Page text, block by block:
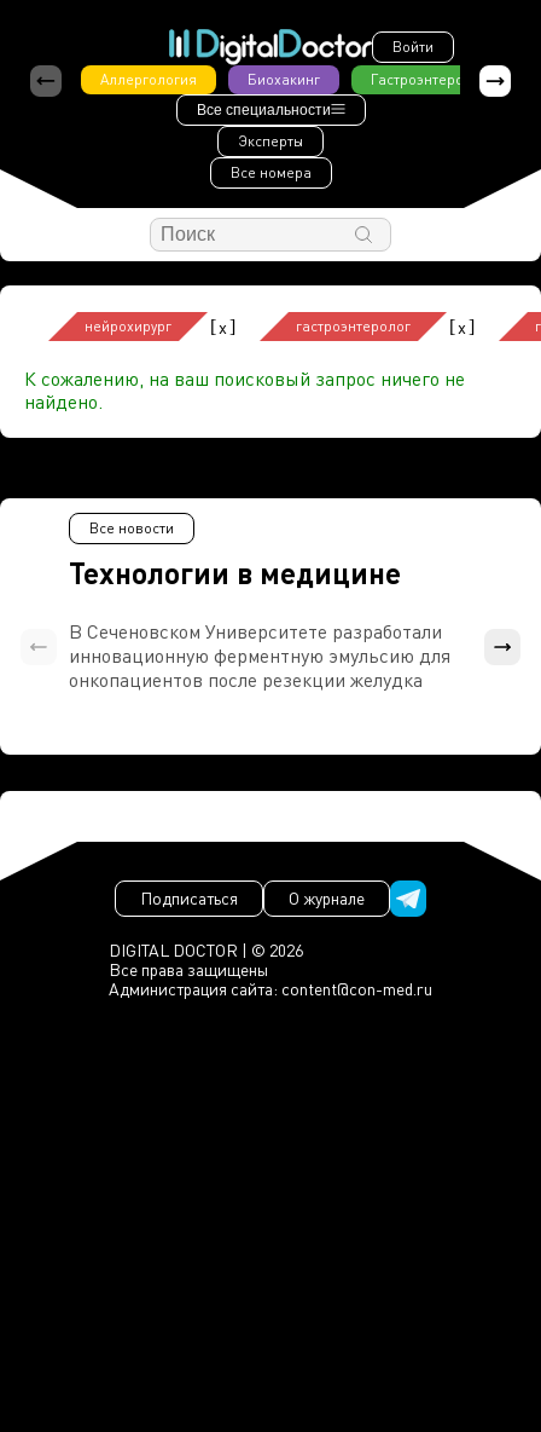
Войти
Аллергология
Биохакинг Гастроэнтерология
Все специальности
Эксперты
Все номера
нейрохирург [x] гастроэнтеролог [x]
К сожалению, на ваш поисковый запрос ничего не
найдено.
Технологии в медицине
Все новости
В Сеченовском Университете разработали
инновационную ферментную эмульсию для
онкопациентов после резекции желудка
DIGITAL DOCTOR | © 2026
Все права защищены
Администрация сайта: content@con-med.ru
Подписаться О журнале